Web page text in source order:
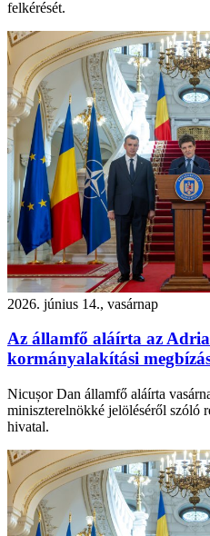
felkérését.
2026. június 14., vasárnap
Az államfő aláírta az
kormányalakítási
Nicușor Dan államfő aláírta
miniszterelnökké jelöléséről szóló
hivatal.